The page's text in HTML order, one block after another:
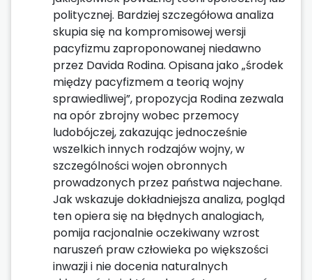
politycznej. Bardziej szczegółowa analiza
skupia się na kompromisowej wersji
pacyfizmu zaproponowanej niedawno
przez Davida Rodina. Opisana jako „środek
między pacyfizmem a teorią wojny
sprawiedliwej”, propozycja Rodina zezwala
na opór zbrojny wobec przemocy
ludobójczej, zakazując jednocześnie
wszelkich innych rodzajów wojny, w
szczególności wojen obronnych
prowadzonych przez państwa najechane.
Jak wskazuje dokładniejsza analiza, pogląd
ten opiera się na błędnych analogiach,
pomija racjonalnie oczekiwany wzrost
naruszeń praw człowieka po większości
inwazji i nie docenia naturalnych